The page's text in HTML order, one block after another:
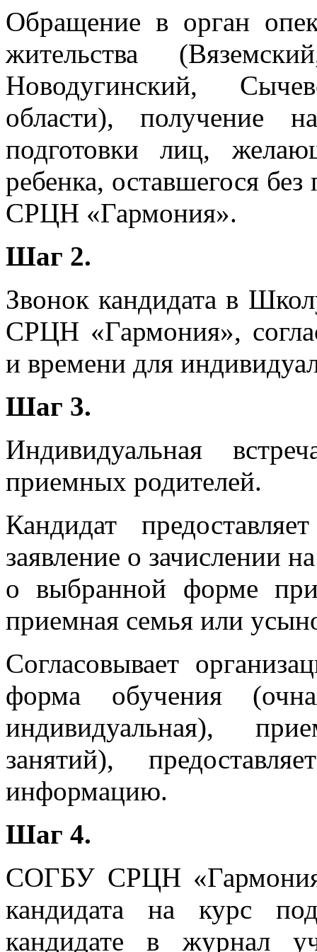
Обращение в орган
жительства
Новодугинский,
области), получение
подготовки лиц,
ребенка, оставшегося
СРЦН «Гармония».
Шаг 2.
Звонок кандидата в
СРЦН «Гармония»,
и времени для
Шаг 3.
Индивидуальная
приемных родителей.
Кандидат
заявление о зачислении
о выбранной форме
приемная семья или
Согласовывает
форма обучения
индивидуальная),
занятий),
информацию.
Шаг 4.
СОГБУ СРЦН
кандидата на курс
кандидате в журнал